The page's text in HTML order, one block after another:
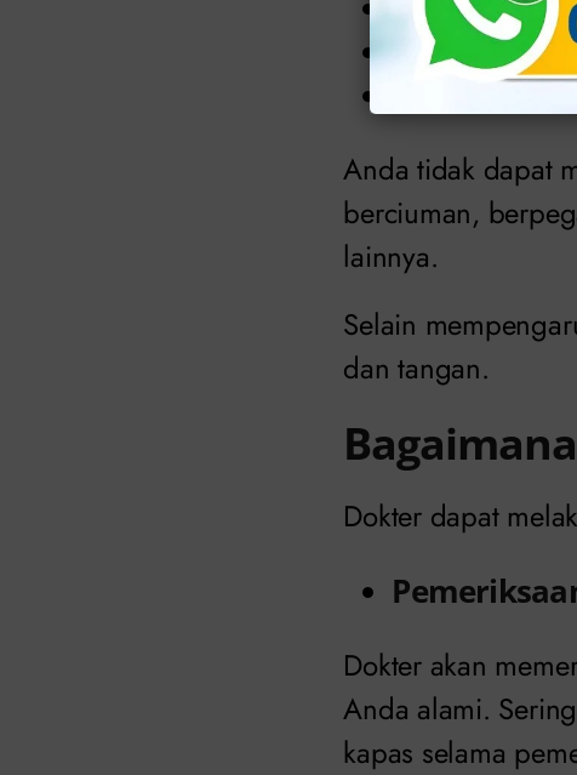
Hubungan
Seks anal.
Seks oral.
Anda tidak dapat
berciuman,
lainnya.
Selain
dan tangan.
Dokter dapat
Dokter akan
Anda alami.
kapas selama